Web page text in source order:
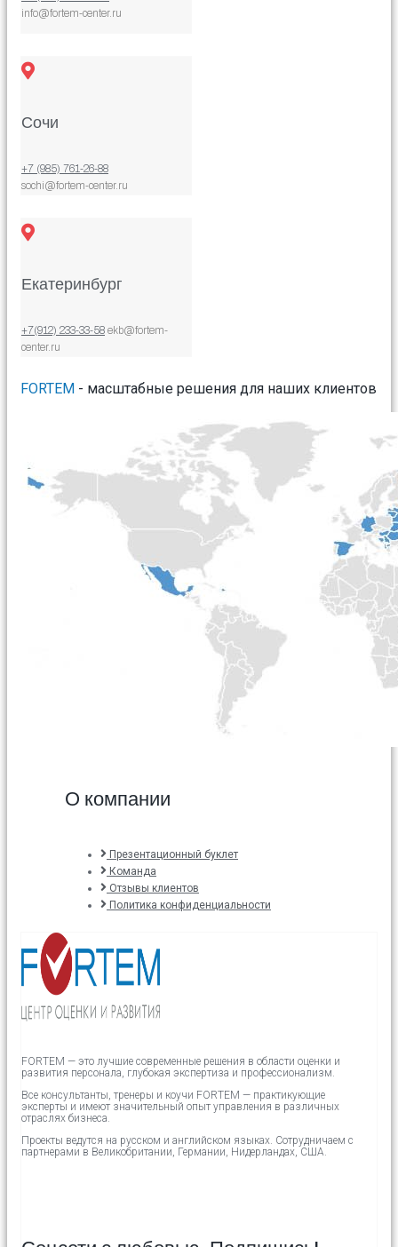
info@fortem-center.ru
Сочи
+7 (985) 761-26-88
sochi@fortem-center.ru
Екатеринбург
+7(912) 233-33-58 ekb@fortem-
center.ru
FORTEM - масштабные решения для наших клиентов
О компании
Презентационный буклет
Команда
Отзывы клиентов
Политика конфиденциальности
FORTEM — это лучшие современные решения в области оценки и
развития персонала, глубокая экспертиза и профессионализм.
Все консультанты, тренеры и коучи FORTEM — практикующие
эксперты и имеют значительный опыт управления в различных
отраслях бизнеса.
Проекты ведутся на русском и английском языках. Сотрудничаем с
партнерами в Великобритании, Германии, Нидерландах, США.